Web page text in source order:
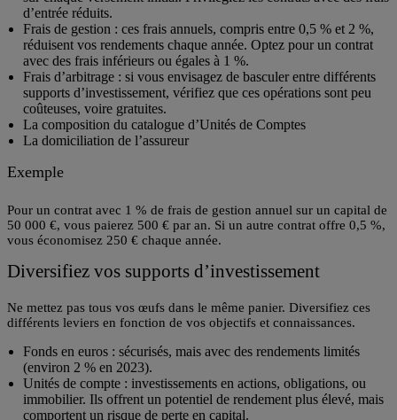
d’entrée réduits.
Frais de gestion : ces frais annuels, compris entre 0,5 % et 2 %,
réduisent vos rendements chaque année. Optez pour un contrat
avec des frais inférieurs ou égales à 1 %.
Frais d’arbitrage : si vous envisagez de basculer entre différents
supports d’investissement, vérifiez que ces opérations sont peu
coûteuses, voire gratuites.
La composition du catalogue d’Unités de Comptes
La domiciliation de l’assureur
Exemple
Pour un contrat avec 1 % de frais de gestion annuel sur un capital de
50 000 €, vous paierez 500 € par an. Si un autre contrat offre 0,5 %,
vous économisez 250 € chaque année.
Diversifiez vos supports d’investissement
Ne mettez pas tous vos œufs dans le même panier. Diversifiez ces
différents leviers en fonction de vos objectifs et connaissances.
Fonds en euros : sécurisés, mais avec des rendements limités
(environ 2 % en 2023).
Unités de compte : investissements en actions, obligations, ou
immobilier. Ils offrent un potentiel de rendement plus élevé, mais
comportent un risque de perte en capital.